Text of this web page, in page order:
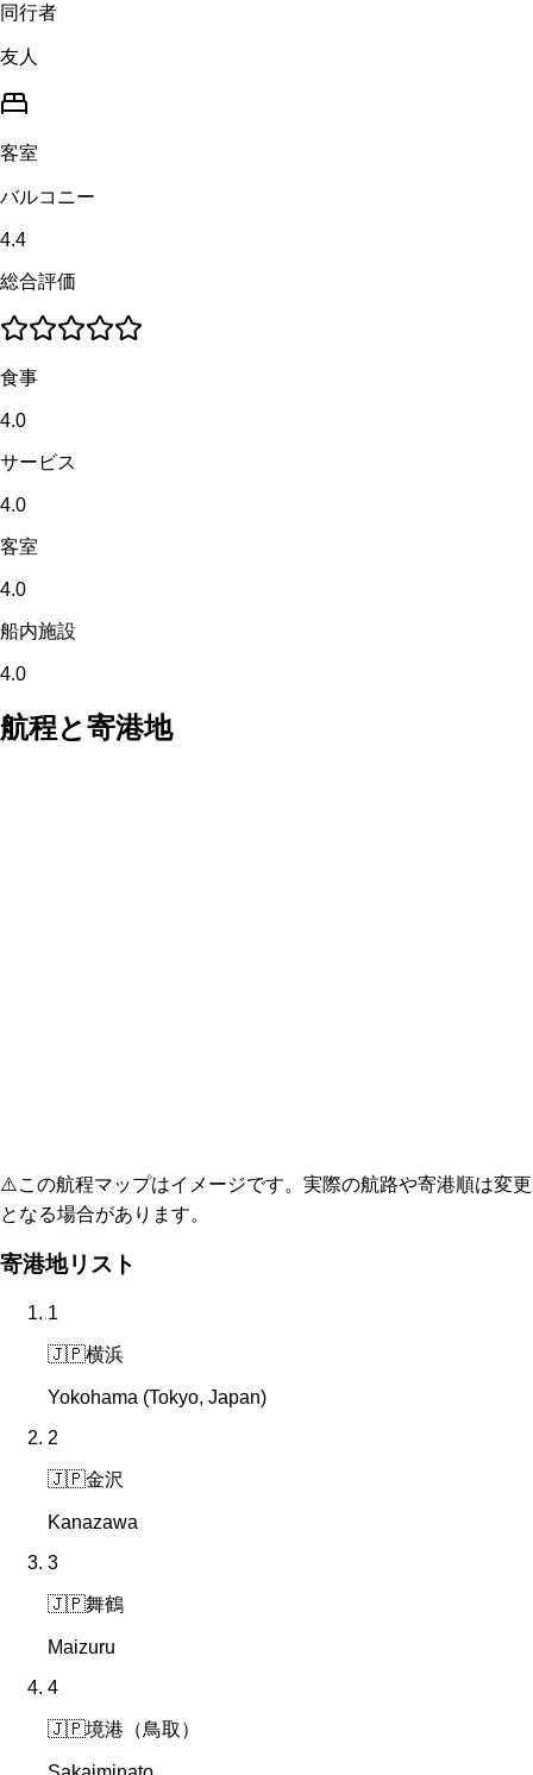
同行者
友人
客室
バルコニー
4.4
総合評価
食事
4.0
サービス
4.0
客室
4.0
船内施設
4.0
航程と寄港地
⚠️この航程マップはイメージです。実際の航路や寄港順は変更
となる場合があります。
寄港地リスト
1
🇯🇵横浜
Yokohama (Tokyo, Japan)
2
🇯🇵金沢
Kanazawa
3
🇯🇵舞鶴
Maizuru
4
🇯🇵境港（鳥取）